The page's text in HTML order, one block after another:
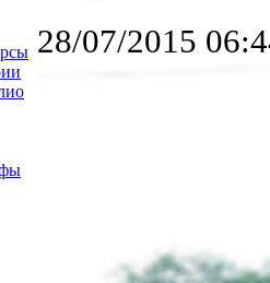
28/07/2015